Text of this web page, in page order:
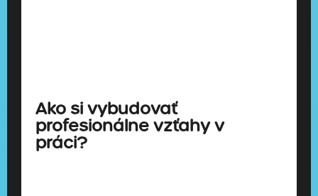
Ako si vybudovať
profesionálne vzťahy v
práci?